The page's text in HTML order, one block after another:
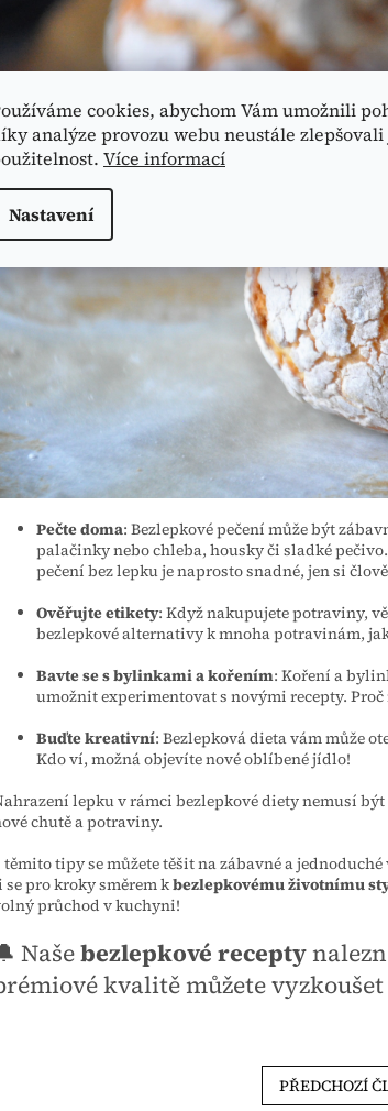
cookies, abychom Vám umožnili
analýze provozu webu neustále
Více informací
Nastavení
Pečte doma: Bezlepkové pečení může být
palačinky nebo chleba, housky či sladké
pečení bez lepku je naprosto snadné, jen si
Ověřujte etikety: Když nakupujete potraviny,
bezlepkové alternativy k mnoha potravinám,
Bavte se s bylinkami a kořením: Koření a
umožnit experimentovat s novými recepty.
Buďte kreativní: Bezlepková dieta vám může
Kdo ví, možná objevíte nové oblíbené jídlo!
lepku v rámci bezlepkové diety nemusí
chutě a potraviny.
těmito tipy se můžete těšit na zábavné a
se pro kroky směrem kbezlepkovému životnímu
průchod v kuchyni!
Našebezlepkové recepty
kvalitě můžete vyzkoušet
PŘEDCHOZÍ